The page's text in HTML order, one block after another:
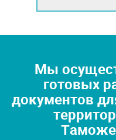
Мы
готовых
документов